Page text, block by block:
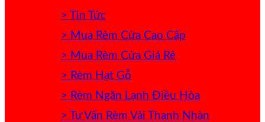
> Tin Tức
> Mua Rèm Cửa Cao Cấp
> Mua Rèm Cửa Giá Rẻ
> Rèm Hạt Gỗ
> Rèm Ngăn Lạnh Điều Hòa
> Tư Vấn Rèm Vải Thanh Nhàn